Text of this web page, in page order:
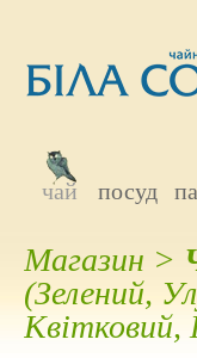
чай посуд
Магазин >
(Зелений,
Квітковий,